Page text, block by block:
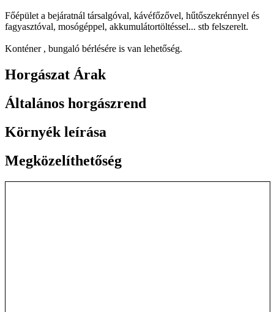
Főépület a bejáratnál társalgóval, kávéfőzővel, hűtőszekrénnyel és
fagyasztóval, mosógéppel, akkumulátortöltéssel... stb felszerelt.
Konténer , bungaló bérlésére is van lehetőség.
Horgászat Árak
Általános horgászrend
Környék leírása
Megközelíthetőség